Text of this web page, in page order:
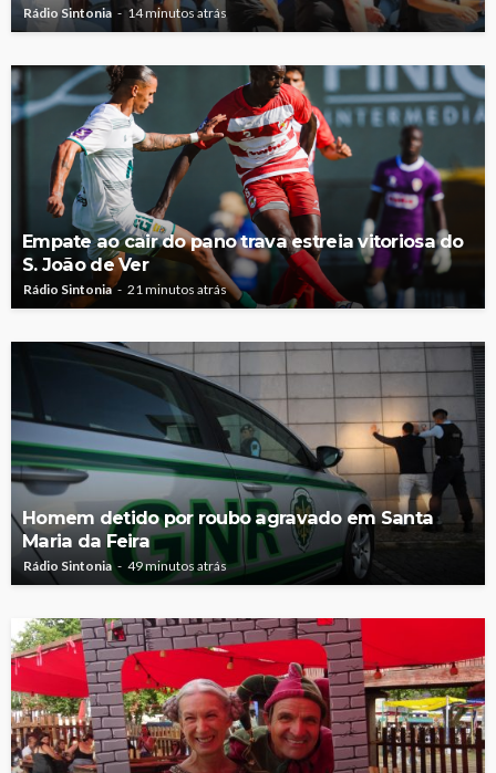
Rádio Sintonia 14 minutos atrás
Empate ao cair do pano trava estreia vitoriosa do
S. João de Ver
Rádio Sintonia 21 minutos atrás
Homem detido por roubo agravado em Santa
Maria da Feira
Rádio Sintonia 49 minutos atrás